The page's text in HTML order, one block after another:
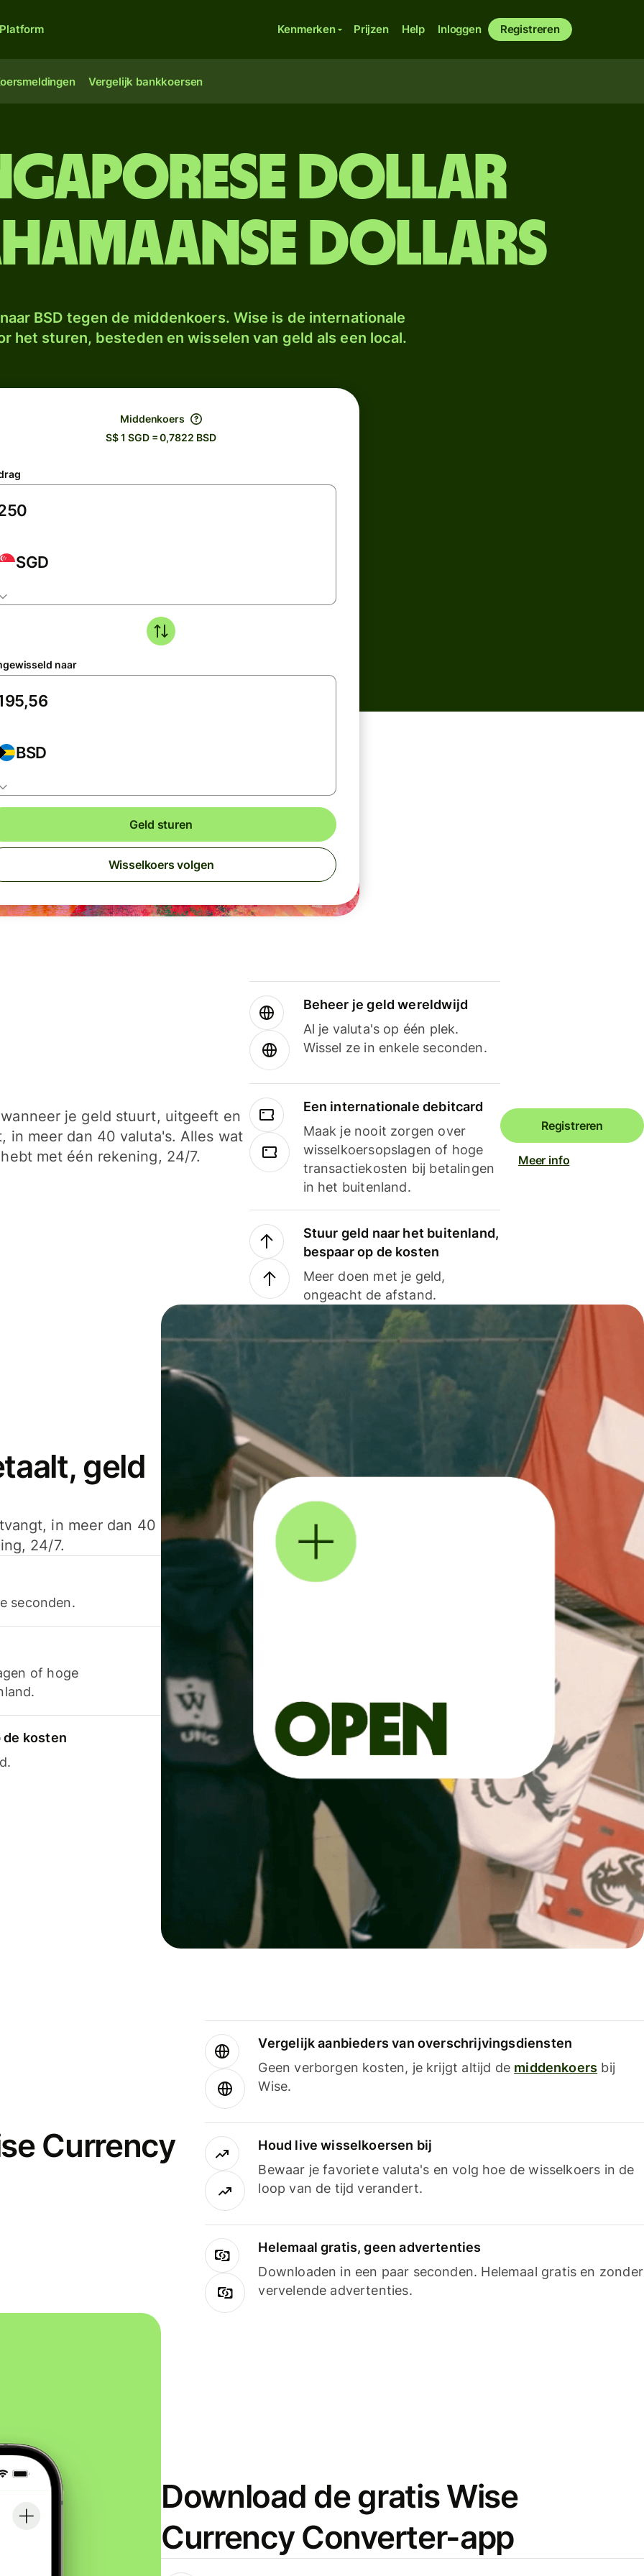
Platform Kenmerken Prijzen Help Inloggen Registreren
Vergelijk bankkoersen
dollar
dollars
BSD tegen de middenkoers. Wise is de internationale
het sturen, besteden en wisselen van geld als een local.
Middenkoers
S$ 1 SGD = 0,7822 BSD
SGD
naar
BSD
Geld sturen
Wisselkoers volgen
je geld stuurt, uitgeeft en
in meer dan 40 valuta's. Alles wat
met één rekening, 24/7.
Beheer je geld wereldwijd
Al je valuta's op één plek.
Wissel ze in enkele seconden.
Een internationale debitcard
Maak je nooit zorgen over
wisselkoersopslagen of hoge
transactiekosten bij betalingen
in het buitenland.
Stuur geld naar het buitenland,
bespaar op de kosten
Meer doen met je geld,
ongeacht de afstand.
Registreren
Meer info
geld
in meer dan 40
24/7.
seconden.
of hoge
de kosten
Currency
Vergelijk aanbieders van overschrijvingsdiensten
Geen verborgen kosten, je krijgt altijd de middenkoers bij
Wise.
Houd live wisselkoersen bij
Bewaar je favoriete valuta's en volg hoe de wisselkoers in de
loop van de tijd verandert.
Helemaal gratis, geen advertenties
Downloaden in een paar seconden. Helemaal gratis en zonder
vervelende advertenties.
Download de gratis Wise
Currency Converter-app